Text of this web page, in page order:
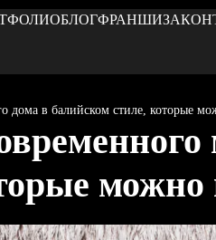
БЛОГФРАНШИЗА
дома в балийском стиле, которые
можно